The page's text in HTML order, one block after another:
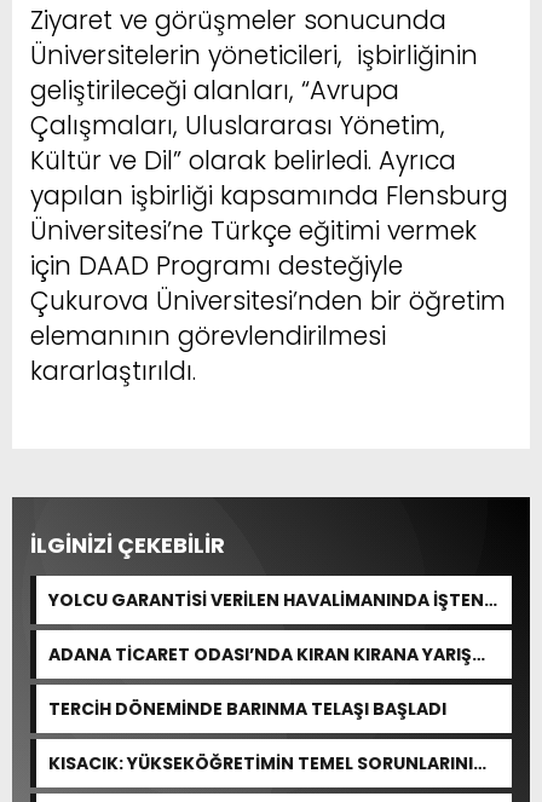
Ziyaret ve görüşmeler sonucunda
Üniversitelerin yöneticileri, işbirliğinin
geliştirileceği alanları, “Avrupa
Çalışmaları, Uluslararası Yönetim,
Kültür ve Dil” olarak belirledi. Ayrıca
yapılan işbirliği kapsamında Flensburg
Üniversitesi’ne Türkçe eğitimi vermek
için DAAD Programı desteğiyle
Çukurova Üniversitesi’nden bir öğretim
elemanının görevlendirilmesi
kararlaştırıldı.
İLGİNİZİ ÇEKEBİLİR
YOLCU GARANTİSİ VERİLEN HAVALİMANINDA İŞTEN
ÇIKARMA VAR
ADANA TİCARET ODASI’NDA KIRAN KIRANA YARIŞ
BEKLENİYOR
TERCİH DÖNEMİNDE BARINMA TELAŞI BAŞLADI
KISACIK: YÜKSEKÖĞRETİMİN TEMEL SORUNLARINI
ÇÖZEN BİR DÜZENLEME YOK